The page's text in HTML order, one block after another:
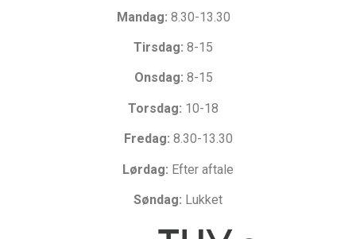
Mandag: 8.30-13.30
Tirsdag: 8-15
Onsdag: 8-15
Torsdag: 10-18
Fredag: 8.30-13.30
Lørdag: Efter aftale
Søndag: Lukket